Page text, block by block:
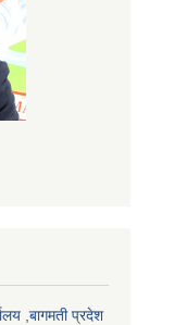
,बागमती प्रदेश